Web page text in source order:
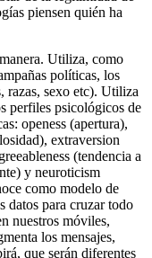
piensen quién ha
Utiliza, como
políticas, los
razas, sexo etc). Utiliza
perfiles psicológicos de
openess (apertura),
extraversion
(tendencia a
y neuroticism
como modelo de
datos para cruzar todo
nuestros móviles,
los mensajes,
que serán diferentes